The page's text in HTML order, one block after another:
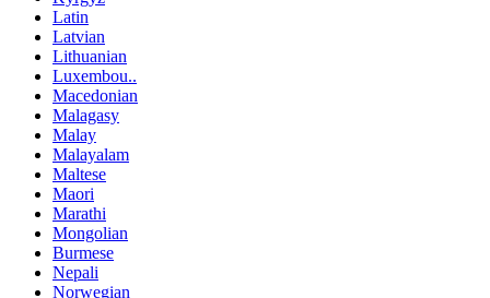
Latin
Latvian
Lithuanian
Luxembou..
Macedonian
Malagasy
Malay
Malayalam
Maltese
Maori
Marathi
Mongolian
Burmese
Nepali
Norwegian